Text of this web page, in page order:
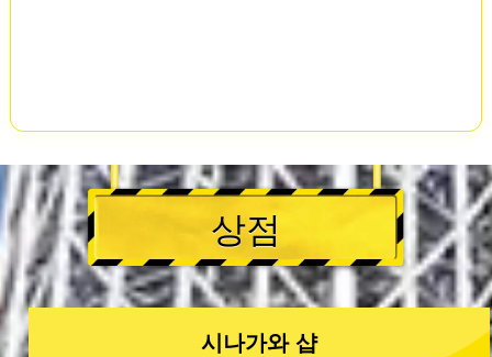
상점
시나가와 샵